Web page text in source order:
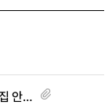
[사업 공고] ESG 컨설팅 지원 사업 참여기업 모집 안내